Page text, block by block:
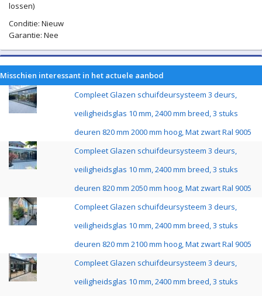
lossen)
Conditie: Nieuw
Garantie: Nee
Misschien interessant in het actuele aanbod
Compleet Glazen schuifdeursysteem 3 deurs,
veiligheidsglas 10 mm, 2400 mm breed, 3 stuks
deuren 820 mm 2000 mm hoog, Mat zwart Ral 9005
Compleet Glazen schuifdeursysteem 3 deurs,
veiligheidsglas 10 mm, 2400 mm breed, 3 stuks
deuren 820 mm 2050 mm hoog, Mat zwart Ral 9005
Compleet Glazen schuifdeursysteem 3 deurs,
veiligheidsglas 10 mm, 2400 mm breed, 3 stuks
deuren 820 mm 2100 mm hoog, Mat zwart Ral 9005
Compleet Glazen schuifdeursysteem 3 deurs,
veiligheidsglas 10 mm, 2400 mm breed, 3 stuks